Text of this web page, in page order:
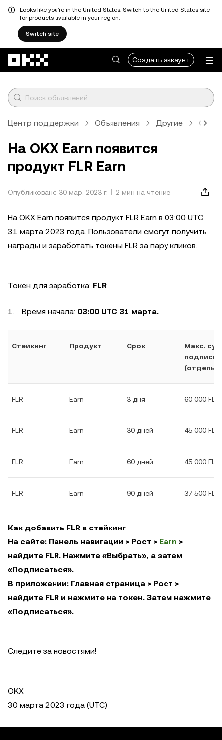
Looks like you're in the United States. Switch to the United States site
for products available in your region.
Switch site
Создать аккаунт
Центр поддержки Объявления Другие
На OKX Earn появится
продукт FLR Earn
Опубликовано 30 мар. 2023 г. 2 мин на чтение
На OKX Earn появится продукт FLR Earn в 03:00 UTC
31 марта 2023 года. Пользователи смогут получить
награды и заработать токены FLR за пару кликов.
Токен для заработка: FLR
Время начала: 03:00 UTC 31 марта.
Стейкинг Продукт Срок
Макс.
подписки
FLR Earn 3 дня 60 000 FLR
FLR Earn 30 дней 45 000 FLR
FLR Earn 60 дней 45 000 FLR
FLR Earn 90 дней 37 500 FLR
Как добавить FLR в стейкинг
На сайте: Панель навигации > Рост > Earn >
найдите FLR. Нажмите «Выбрать», а затем
«Подписаться».
В приложении: Главная страница > Рост >
найдите FLR и нажмите на токен. Затем нажмите
«Подписаться».
Следите за новостями!
OKX
30 марта 2023 года (UTC)